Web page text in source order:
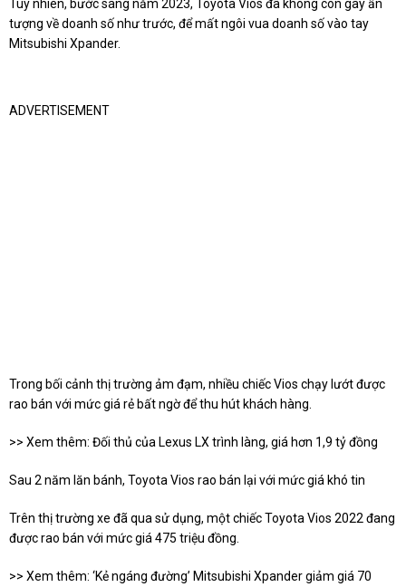
Tuy nhiên, bước sang năm 2023, Toyota Vios đã không còn gây ấn
tượng về doanh số như trước, để mất ngôi vua doanh số vào tay
Mitsubishi Xpander.
ADVERTISEMENT
Trong bối cảnh thị trường ảm đạm, nhiều chiếc Vios chạy lướt được
rao bán với mức giá rẻ bất ngờ để thu hút khách hàng.
>> Xem thêm: Đối thủ của Lexus LX trình làng, giá hơn 1,9 tỷ đồng
Sau 2 năm lăn bánh, Toyota Vios rao bán lại với mức giá khó tin
Trên thị trường xe đã qua sử dụng, một chiếc Toyota Vios 2022 đang
được rao bán với mức giá 475 triệu đồng.
>> Xem thêm: ‘Kẻ ngáng đường’ Mitsubishi Xpander giảm giá 70